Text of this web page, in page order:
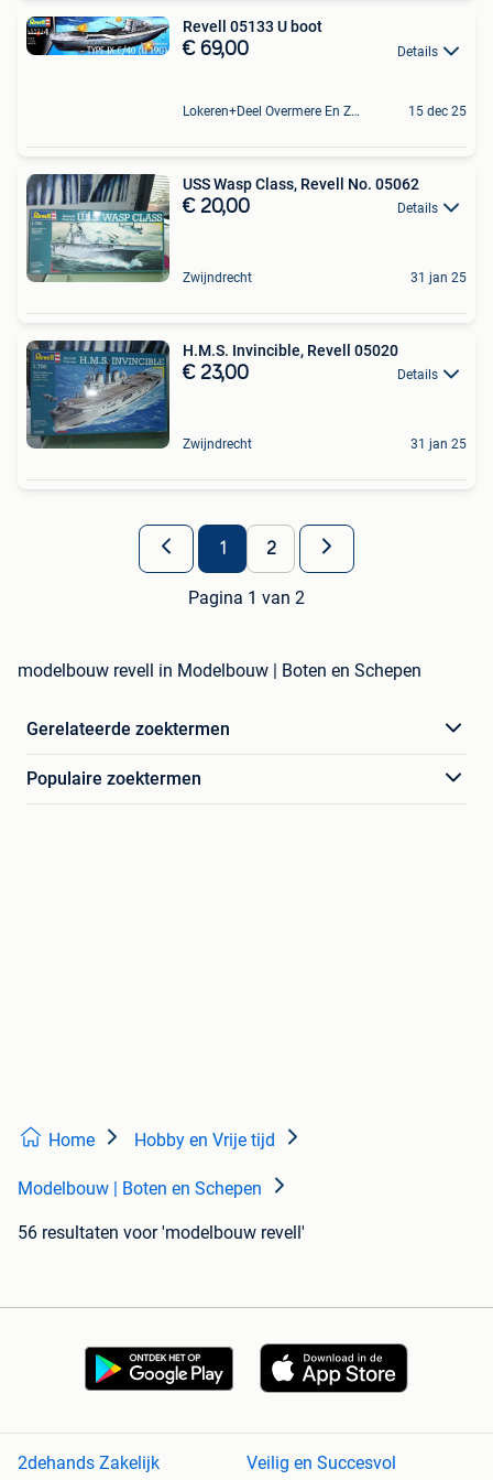
Revell 05133 U boot
€ 69,00 Details
Lokeren+Deel Overmere En Zele 15 dec 25
USS Wasp Class, Revell No. 05062
€ 20,00 Details
Zwijndrecht 31 jan 25
H.M.S. Invincible, Revell 05020
€ 23,00 Details
Zwijndrecht 31 jan 25
1 2
Pagina 1 van 2
modelbouw revell in Modelbouw | Boten en Schepen
Gerelateerde zoektermen
Populaire zoektermen
Home Hobby en Vrije tijd
Modelbouw | Boten en Schepen
56 resultaten voor 'modelbouw revell'
2dehands Zakelijk Veilig en Succesvol